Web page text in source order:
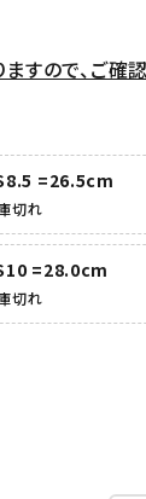
すので、ご確
=26.5cm
切れ
=28.0cm
切れ